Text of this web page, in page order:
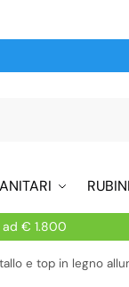
€ 1.800
e top in legno